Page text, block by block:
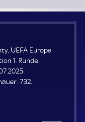
UEFA Europa
1. Runde.
Z
732.